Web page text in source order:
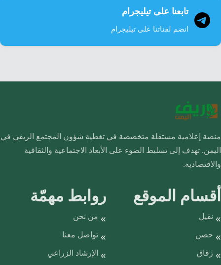
تابعنا على تيليجرام
انضم لقناتنا على تيليجرام
منصة إعلامية مستقلة متخصصة في تغطية شؤون المجتمع الريفي في
اليمن. تهدف إلى تسليط الضوء على الأبعاد الاجتماعية والثقافية
والاقتصادية.
أقسام الموقع
نقيل
حصن
زقاق
روابط مهمّة
من نحن
تواصل معنا
الإرشاد الزراعي